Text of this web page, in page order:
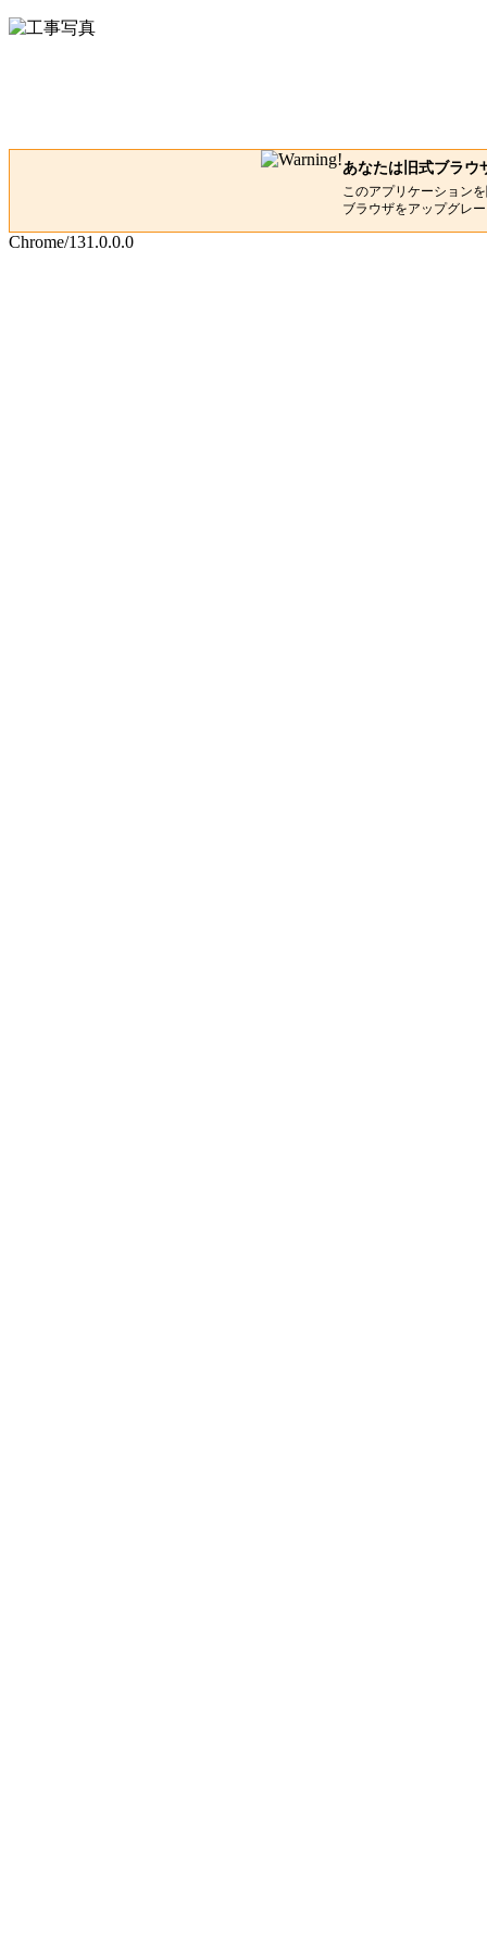
あなたは旧式ブラウ
このアプリケーション
ブラウザをアップグレ
Chrome/131.0.0.0